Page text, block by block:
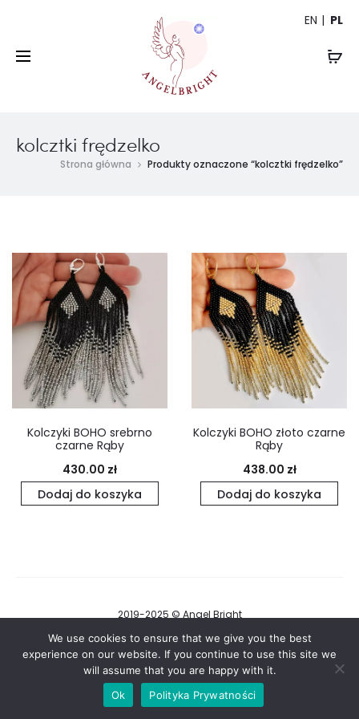
EN PL
kolcztki frędzelko
Strona główna Produkty oznaczone “kolcztki frędzelko”
Kolczyki BOHO srebrno
czarne Rąby
430.00 zł
Dodaj do koszyka
Kolczyki BOHO złoto czarne
Rąby
438.00 zł
Dodaj do koszyka
2019-2025 © Angel Bright
Regulamin i Polityka Prywatności
F
a
c
s
We use cookies to ensure that we give you the best
experience on our website. If you continue to use this site we
will assume that you are happy with it.
Ok
Polityka Prywatności